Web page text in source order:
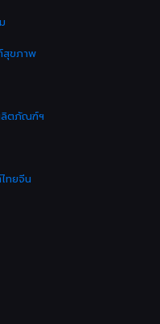
ขภาพ
ลิตภัณฑ์ฯ
ทยจีน